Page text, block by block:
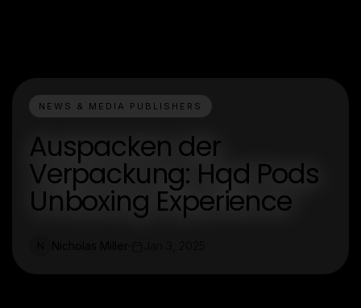
NEWS & MEDIA PUBLISHERS
Auspacken der
Verpackung: Hqd Pods
Unboxing Experience